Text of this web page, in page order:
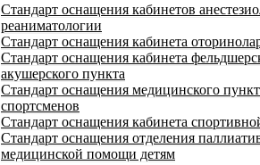
Стандарт оснащения кабинетов
реаниматологии
Стандарт оснащения кабинета
Стандарт оснащения кабинета
акушерского пункта
Стандарт оснащения медицинского
спортсменов
Стандарт оснащения кабинета
Стандарт оснащения отделения
медицинской помощи детям